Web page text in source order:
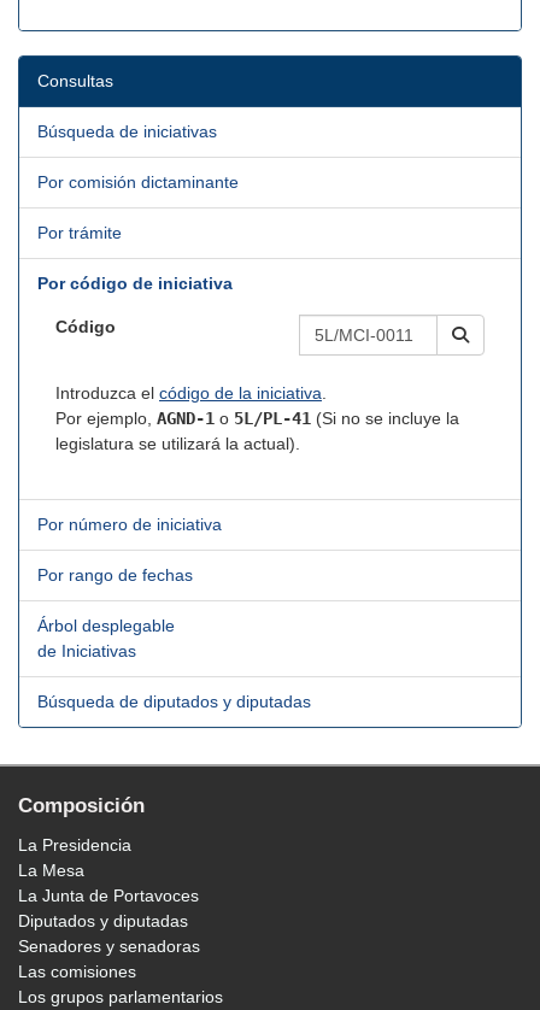
Consultas
Búsqueda de iniciativas
Por comisión dictaminante
Por trámite
Por código de iniciativa
Código
Introduzca el código de la iniciativa.
Por ejemplo, AGND-1 o 5L/PL-41 (Si no se incluye la
legislatura se utilizará la actual).
Por número de iniciativa
Por rango de fechas
Árbol desplegable
de Iniciativas
Búsqueda de diputados y diputadas
Composición
La Presidencia
La Mesa
La Junta de Portavoces
Diputados y diputadas
Senadores y senadoras
Las comisiones
Los grupos parlamentarios